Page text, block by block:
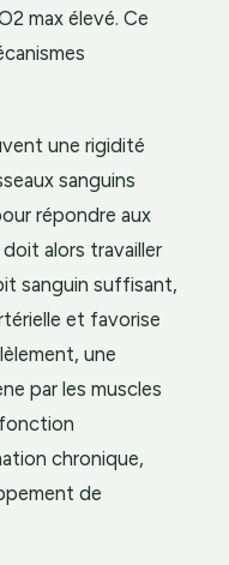
max élevé. Ce
une rigidité
sanguins
répondre aux
alors travailler
sanguin suffisant,
et favorise
une
par les muscles
chronique,
de